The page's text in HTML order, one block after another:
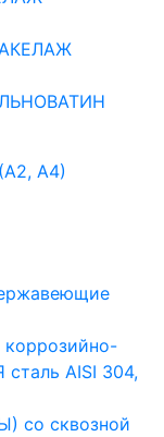
А4)
AISI 304,
со сквозной